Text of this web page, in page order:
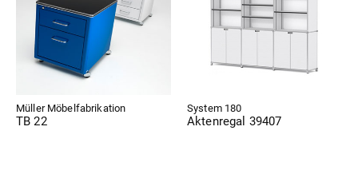
Müller Möbelfabrikation
TB 22
System 180
Aktenregal 39407